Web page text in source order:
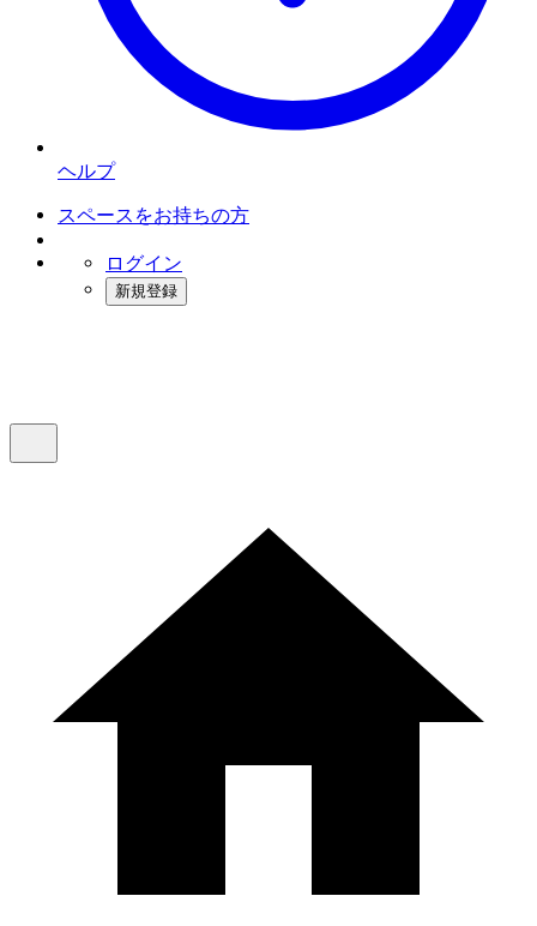
ヘルプ
スペースをお持ちの方
ログイン
新規登録